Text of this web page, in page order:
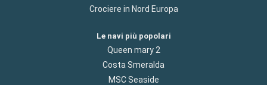
Crociere in Nord Europa
Le navi più popolari
Queen mary 2
Costa Smeralda
MSC Seaside